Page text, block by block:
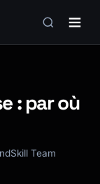
: par où
Team